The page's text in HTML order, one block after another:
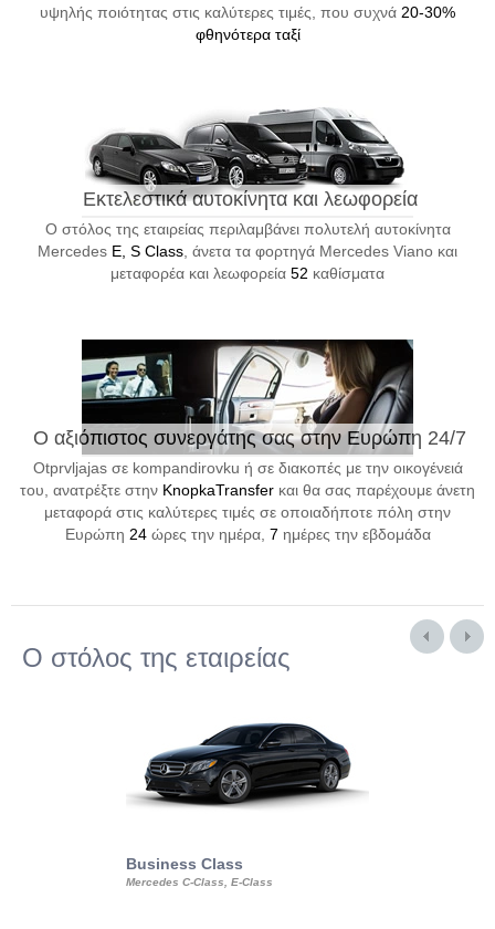
υψηλής ποιότητας στις καλύτερες τιμές, που συχνά 20-30%
φθηνότερα ταξί
Εκτελεστικά αυτοκίνητα και λεωφορεία
Ο στόλος της εταιρείας περιλαμβάνει πολυτελή αυτοκίνητα
Mercedes E, S Class , άνετα τα φορτηγά Mercedes Viano και
μεταφορέα και λεωφορεία 52 καθίσματα
Ο αξιόπιστος συνεργάτης σας στην Ευρώπη 24/7
Otprvljajas σε kompandirovku ή σε διακοπές με την οικογένειά
του, ανατρέξτε στην KnopkaTransfer και θα σας παρέχουμε άνετη
μεταφορά στις καλύτερες τιμές σε οποιαδήποτε πόλη στην
Ευρώπη 24ώρες την ημέρα, 7 ημέρες την εβδομάδα
Ο στόλος της εταιρείας
Business Class
Mercedes C-Class, E-Class